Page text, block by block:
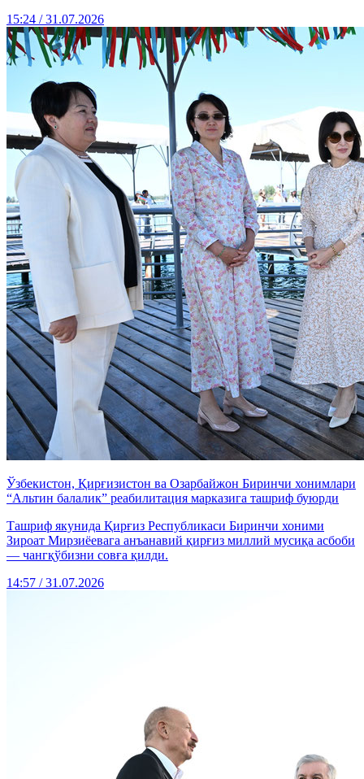
15:24 / 31.07.2026
Ўзбекистон, Қирғизистон ва Озарбайжон Биринчи хонимлари
“Альтин балалик” реабилитация марказига ташриф буюрди
Ташриф якунида Қирғиз Республикаси Биринчи хоними
Зироат Мирзиёевага анъанавий қирғиз миллий мусиқа асбоби
— чангқўбизни совға қилди.
14:57 / 31.07.2026